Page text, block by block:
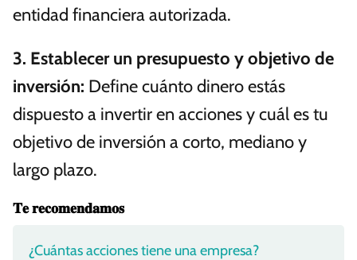
entidad financiera autorizada.
3. Establecer un presupuesto y objetivo de
inversión: Define cuánto dinero estás
dispuesto a invertir en acciones y cuál es tu
objetivo de inversión a corto, mediano y
largo plazo.
𝐓𝐞 𝐫𝐞𝐜𝐨𝐦𝐞𝐧𝐝𝐚𝐦𝐨𝐬
¿Cuántas acciones tiene una empresa?